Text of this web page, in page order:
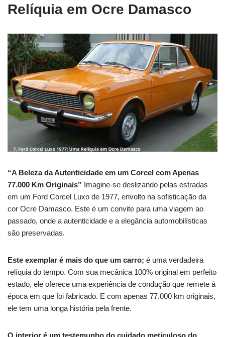
Relíquia em Ocre Damasco
“A Beleza da Autenticidade em um Corcel com Apenas
77.000 Km Originais” Imagine-se deslizando pelas estradas
em um Ford Corcel Luxo de 1977, envolto na sofisticação da
cor Ocre Damasco. Este é um convite para uma viagem ao
passado, onde a autenticidade e a elegância automobilísticas
são preservadas.
Este exemplar é mais do que um carro; é uma verdadeira
relíquia do tempo. Com sua mecânica 100% original em perfeito
estado, ele oferece uma experiência de condução que remete à
época em que foi fabricado. E com apenas 77.000 km originais,
ele tem uma longa história pela frente.